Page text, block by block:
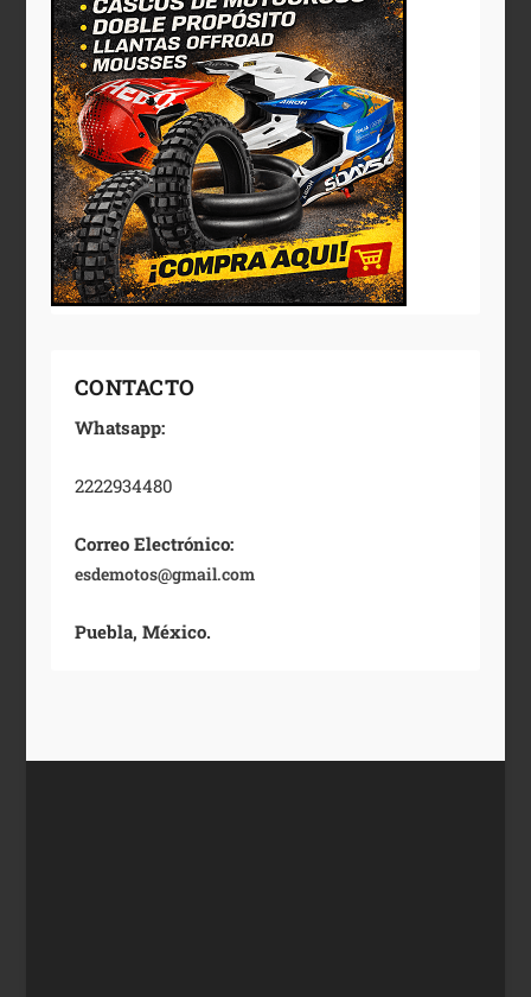
CONTACTO
Whatsapp:
2222934480
Correo Electrónico:
esdemotos@gmail.com
Puebla, México.